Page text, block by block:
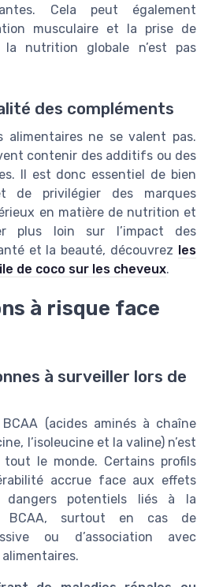
Cela peut également
musculaire et la prise de
la nutrition globale n’est pas
des compléments
alimentaires ne se valent pas.
contenir des additifs ou des
Il est donc essentiel de bien
de privilégier des marques
en matière de nutrition et
plus loin sur l’impact des
et la beauté, découvrez
les
de coco sur les cheveux.
à risque face
à surveiller lors de
(acides aminés à chaîne
l’isoleucine et la valine) n’est
le monde. Certains profils
accrue face aux effets
dangers potentiels liés à la
BCAA, surtout en cas de
ou d’association avec